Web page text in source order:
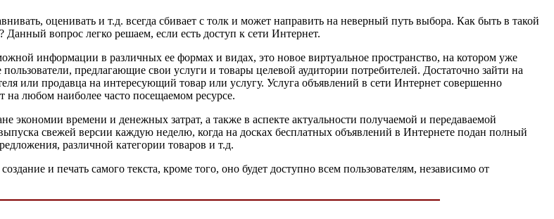
оценивать и т.д. всегда сбивает с толк и может направить на неверный путь выбора. Как быть в такой
вопрос легко решаем, если есть доступ к сети Интернет.
информации в различных ее формах и видах, это новое виртуальное пространство, на котором уже
предлагающие свои услуги и товары целевой аудитории потребителей. Достаточно зайти на
или продавца на интересующий товар или услугу. Услуга объявлений в сети Интернет совершенно
на любом наиболее часто посещаемом ресурсе.
экономии времени и денежных затрат, а также в аспекте актуальности получаемой и передаваемой
свежей версии каждую неделю, когда на досках бесплатных объявлений в Интернете подан полный
различной категории товаров и т.д.
и печать самого текста, кроме того, оно будет доступно всем пользователям, независимо от